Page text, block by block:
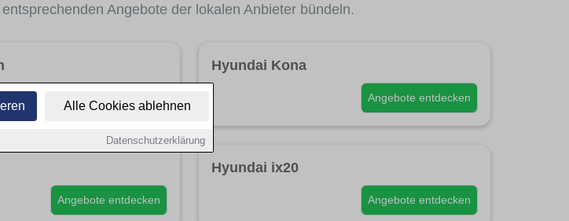
Alle Cookies ablehnen
Datenschutzerklärung
Angebote der lokalen Anbieter bündeln.
Hyundai Kona
Angebote entdecken
Angebote entdecken
Hyundai ix20
Angebote entdecken